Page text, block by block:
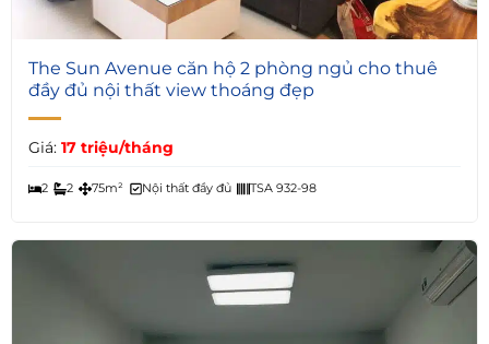
2
The Sun Avenue căn hộ 2 phòng ngủ cho thuê
đầy đủ nội thất view thoáng đẹp
Giá: 17 triệu/tháng
2 2 75m² Nội thất đầy đủ TSA 932-98